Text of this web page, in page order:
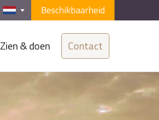
Beschikbaarheid
Zien & doen Contact